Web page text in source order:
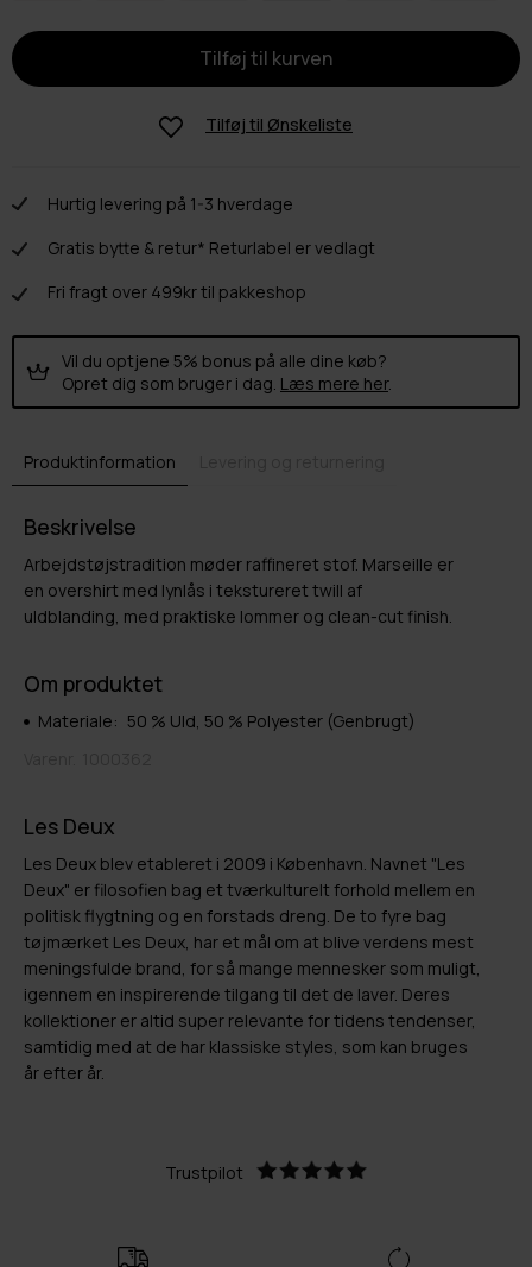
Tilføj til Ønskeliste
Hurtig levering på 1-3 hverdage
Gratis bytte & retur* Returlabel er vedlagt
Fri fragt over 499kr til pakkeshop
Vil du optjene 5% bonus på alle dine køb?
Opret dig som bruger i dag. Læs mere her.
Produktinformation
Beskrivelse
Arbejdstøjstradition møder raffineret stof. Marseille er
en overshirt med lynlås i tekstureret twill af
uldblanding, med praktiske lommer og clean-cut finish.
Om produktet
Materiale: 50 % Uld, 50 % Polyester (Genbrugt)
Les Deux
Les Deux blev etableret i 2009 i København. Navnet "Les
Deux" er filosofien bag et tværkulturelt forhold mellem en
politisk flygtning og en forstads dreng. De to fyre bag
tøjmærket Les Deux, har et mål om at blive verdens mest
meningsfulde brand, for så mange mennesker som muligt,
igennem en inspirerende tilgang til det de laver. Deres
kollektioner er altid super relevante for tidens tendenser,
samtidig med at de har klassiske styles, som kan bruges
år efter år.
Trustpilot